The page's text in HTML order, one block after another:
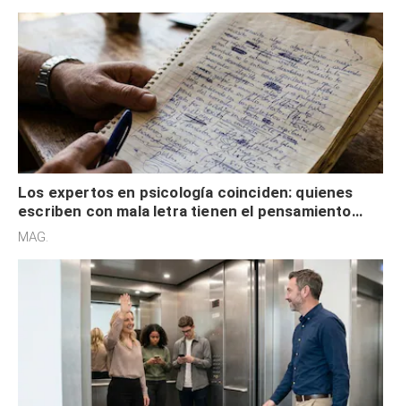
Los expertos en psicología coinciden: quienes
escriben con mala letra tienen el pensamiento
acelerado y no lo hacen por desinterés
MAG.